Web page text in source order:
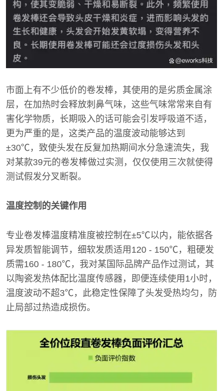
市面上有不少低价的卷发棒，其使用的是劣质金属涂
层，在加热时会释放刺鼻气味，这些气味常常来自有
害化学物质，长期吸入的话可能会引发呼吸道不适，
更为严重的是，这类产品的温度波动能够达到
±30℃，致使头发在反复加热期间水分急速流失，我
对某款39元的卷发棒做过实测，仅仅使用三次就使得
测试假发分叉断裂。
温度控制的关键作用
专业卷发棒温度精准度被控制在±5℃以内，能依据各
异发质智能调节，细软发质适用120 - 150℃，粗硬发
质需160 - 180℃，我对某国际品牌产品作过测试，其
以陶瓷发热体配比温度传感器，即便连续使用1小时，
温度波动不超3℃，此稳定性保障了头发受热均匀，防
止局部过热造成损伤。